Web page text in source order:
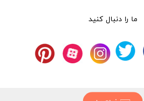
ما را دنبال کنید